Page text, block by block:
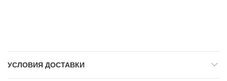
УСЛОВИЯ ДОСТАВКИ